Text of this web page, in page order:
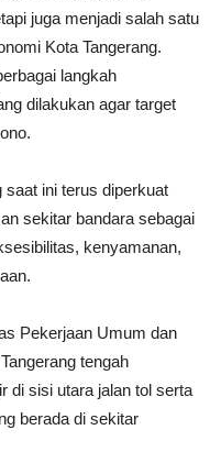
juga menjadi salah satu
Kota Tangerang.
langkah
dilakukan agar target
ini terus diperkuat
sekitar bandara sebagai
kenyamanan,
Pekerjaan Umum dan
tengah
di sisi utara jalan tol serta
berada di sekitar